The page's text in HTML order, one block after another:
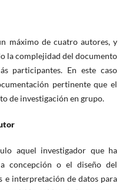
máximo de cuatro autores, y
la complejidad del documento
participantes. En este caso
pertinente que el
de investigación en grupo.
aquel investigador que ha
concepción o el diseño del
e interpretación de datos para